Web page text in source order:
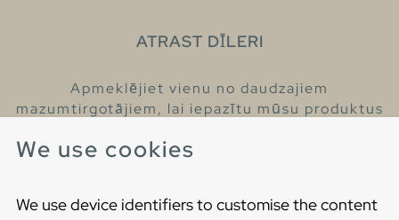
We use cookies
We use device identifiers to customise the content
ATRAST DĪLERI
Apmeklējiet vienu no daudzajiem
mazumtirgotājiem, lai iepazītu mūsu produktus